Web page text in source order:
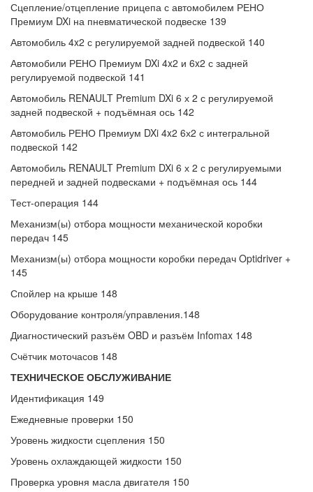
Сцепление/отцепление прицепа с автомобилем РЕНО
Премиум DXi на пневматической подвеске 139
Автомобиль 4x2 с регулируемой задней подвеской 140
Автомобили РЕНО Премиум DXi 4x2 и 6x2 с задней
регулируемой подвеской 141
Автомобиль RENAULT Premium DXi 6 х 2 с регулируемой
задней подвеской + подъёмная ось 142
Автомобиль РЕНО Премиум DXi 4x2 6х2 с интегральной
подвеской 142
Автомобиль RENAULT Premium DXi 6 х 2 с регулируемыми
передней и задней подвесками + подъёмная ось 144
Тест-операция 144
Механизм(ы) отбора мощности механической коробки
передач 145
Механизм(ы) отбора мощности коробки передач Optidriver +
145
Спойлер на крыше 148
Оборудование контроля/управления.148
Диагностический разъём OBD и разъём Infomax 148
Счётчик моточасов 148
ТЕХНИЧЕСКОЕ ОБСЛУЖИВАНИЕ
Идентификация 149
Ежедневные проверки 150
Уровень жидкости сцепления 150
Уровень охлаждающей жидкости 150
Проверка уровня масла двигателя 150